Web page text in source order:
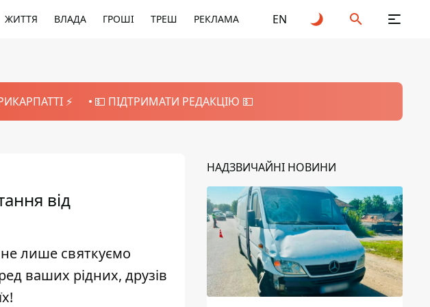
ЖИТТЯ ВЛАДА ГРОШІ ТРЕШ РЕКЛАМА EN
⚡️ 💵 ПІДТРИМАТИ РЕДАКЦІЮ 💵
від
лише святкуємо
ваших рідних, друзів
НАДЗВИЧАЙНІ НОВИНИ